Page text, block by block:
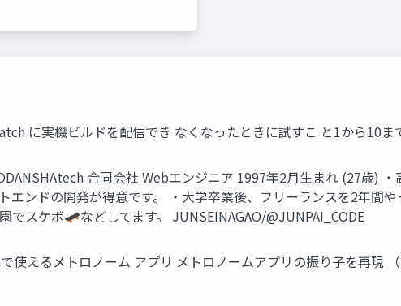
に実機ビルドを配信でき なくなったときに試すこ と1から
合同会社 Webエンジニア 1997年2月生まれ (27歳)
エンドの開発が得意です。 ・大学卒業後、フリーランスを2年間
スケボ🛹などしてます。 JUNSEINAGAO/@JUNPAI_CODE
えるメトロノーム アプリ メトロノームアプリの振り子を再現 （